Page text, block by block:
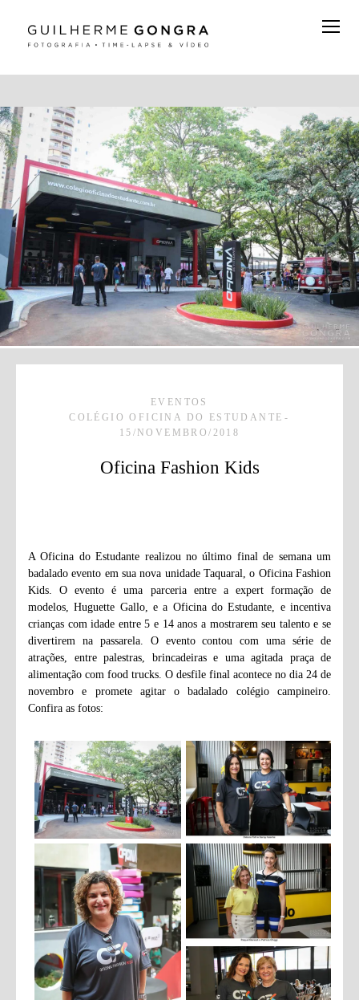
EVENTOS
COLÉGIO OFICINA DO ESTUDANTE
15/NOVEMBRO/2018
Oficina Fashion Kids
A Oficina do Estudante realizou no último final de semana um
badalado evento em sua nova unidade Taquaral, o Oficina Fashion
Kids. O evento é uma parceria entre a expert formação de
modelos, Huguette Gallo, e a Oficina do Estudante, e incentiva
crianças com idade entre 5 e 14 anos a mostrarem seu talento e se
divertirem na passarela. O evento contou com uma série de
atrações, entre palestras, brincadeiras e uma agitada praça de
alimentação com food trucks. O desfile final acontece no dia 24 de
novembro e promete agitar o badalado colégio campineiro.
Confira as fotos: